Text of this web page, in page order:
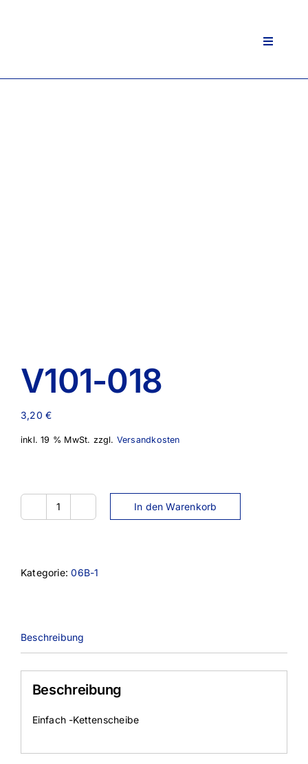
Toggle
V101-018
3,20€
inkl. 19 % MwSt. zzgl. Versandkosten
V101-
In den Warenkorb
Kategorie:06B-1
Beschreibung
Beschreibung
Einfach -Kettenscheibe